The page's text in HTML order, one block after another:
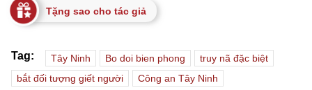
Tặng sao cho tác giả
Tag: Tây Ninh Bo doi bien phong
truy nã đặc biệt
bắt đối tượng giết người
Công an Tây Ninh